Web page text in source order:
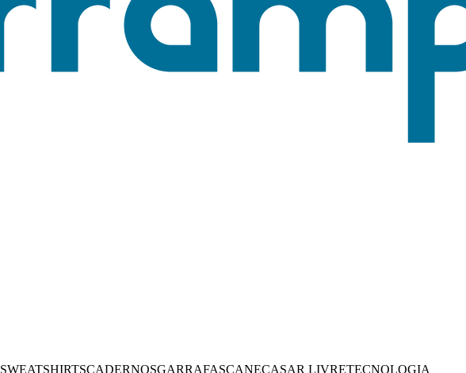
SWEATSHIRTSCADERNOSGARRAFASCANECASAR LIVRETECNOLOGIA